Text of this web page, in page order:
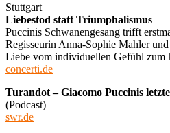
Stuttgart
Liebestod statt Triumphalismus
Puccinis Schwanengesang trifft
Regisseurin Anna-Sophie Mahler
Liebe vom individuellen Gefühl zum
concerti.de
Turandot – Giacomo Puccinis
(Podcast)
swr.de